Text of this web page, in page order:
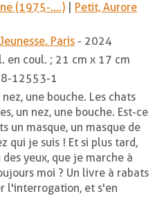
(1975-....)
Petit, Aurore
Paris - 2024
en coul. ; 21 cm x 17 cm
12553-1
une bouche. Les chats
un nez, une bouche. Est-ce
un masque, un masque de
qui je suis ! Et si plus tard,
yeux, que je marche à
moi ? Un livre à rabats
l'interrogation, et s'en